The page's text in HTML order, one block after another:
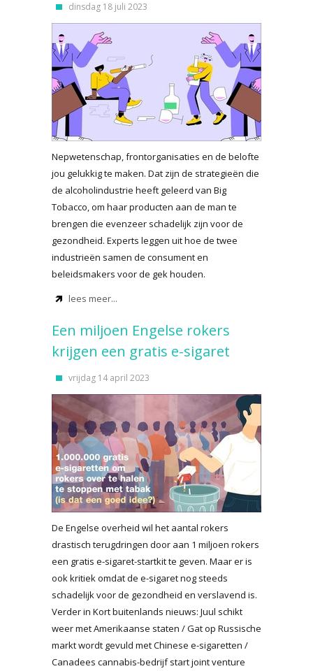
dinsdag 18 juli 2023
Nepwetenschap, frontorganisaties en de belofte
jou gelukkig te maken. Dat zijn de strategieën die
de alcoholindustrie heeft geleerd van Big
Tobacco, om haar producten aan de man te
brengen die evenzeer schadelijk zijn voor de
gezondheid. Experts leggen uit hoe de twee
industrieën samen de consument en
beleidsmakers voor de gek houden.
lees meer...
Een miljoen Engelse rokers
krijgen een gratis e-sigaret
vrijdag 14 april 2023
De Engelse overheid wil het aantal rokers
drastisch terugdringen door aan 1 miljoen rokers
een gratis e-sigaret-startkit te geven. Maar er is
ook kritiek omdat de e-sigaret nog steeds
schadelijk voor de gezondheid en verslavend is.
Verder in Kort buitenlands nieuws: Juul schikt
weer met Amerikaanse staten / Gat op Russische
markt wordt gevuld met Chinese e-sigaretten /
Canadees cannabis-bedrijf start joint venture